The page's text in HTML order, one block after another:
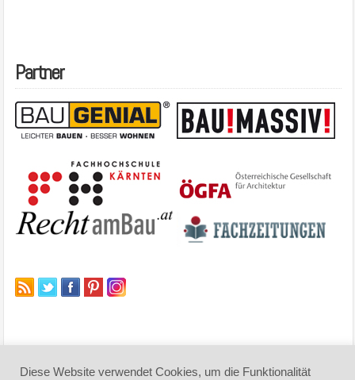
Partner
Diese Website verwendet Cookies, um die Funktionalität